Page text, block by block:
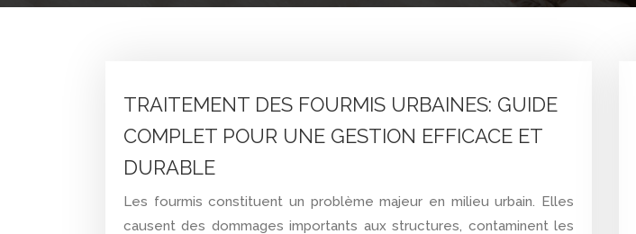
TRAITEMENT DES FOURMIS URBAINES: GUIDE
COMPLET POUR UNE GESTION EFFICACE ET
DURABLE
Les fourmis constituent un problème majeur en milieu urbain. Elles
causent des dommages importants aux structures, contaminent les